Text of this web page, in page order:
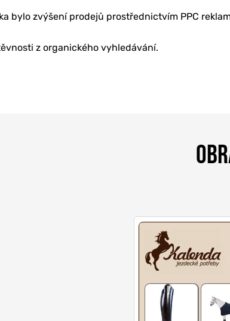
ONLINE MARKETING
TVORBA WEBU
PORADENSTVÍ &
bylo zvýšení prodejů prostřednictvím PPC
z organického vyhledávání.